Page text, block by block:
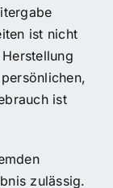
ist nicht
ist
zulässig.